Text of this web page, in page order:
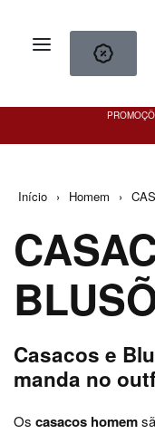
Início › Homem ›
Casacos e
manda no
Os casacos homem